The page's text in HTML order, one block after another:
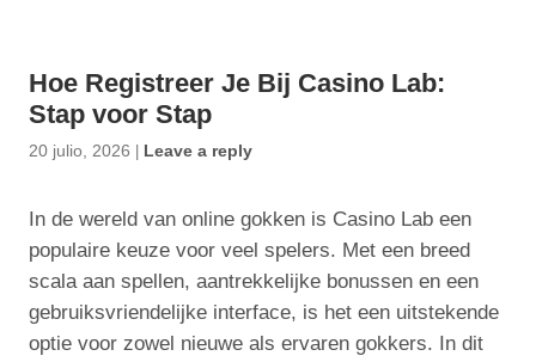
Hoe Registreer Je Bij Casino Lab:
Stap voor Stap
20 julio, 2026 Leave a reply
In de wereld van online gokken is Casino Lab een
populaire keuze voor veel spelers. Met een breed
scala aan spellen, aantrekkelijke bonussen en een
gebruiksvriendelijke interface, is het een uitstekende
optie voor zowel nieuwe als ervaren gokkers. In dit